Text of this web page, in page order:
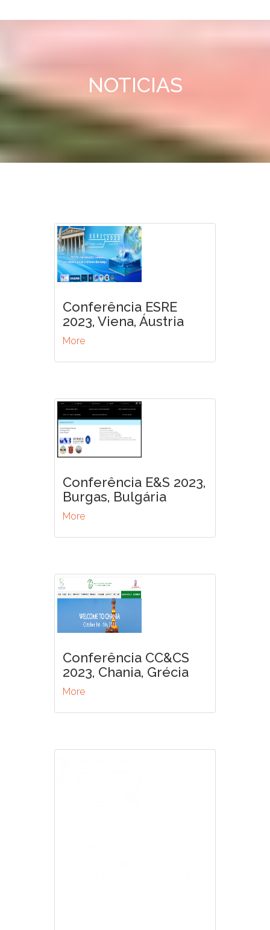
NOTICIAS
Conferência ESRE
2023, Viena, Áustria
More
Conferência E&S 2023,
Burgas, Bulgária
More
Conferência CC&CS
2023, Chania, Grécia
More